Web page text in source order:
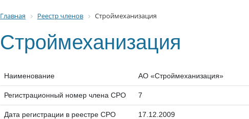
Главная Реестр членов Строймеханизация
Строймеханизация
Наименование АО «Строймеханизация»
Регистрационный номер члена СРО 7
Дата регистрации в реестре СРО 17.12.2009